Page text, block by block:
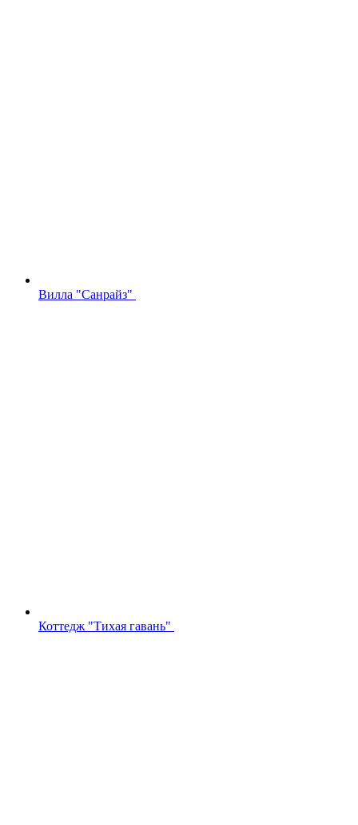
Вилла "Санрайз"
Коттедж "Тихая гавань"